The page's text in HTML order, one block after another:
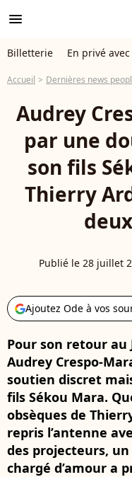
menu
Billetterie En privé avec
Accueil Dernières news
Audrey
par une
son fils
Thierry
Publié le 28 juillet
Ajoutez Ode à vos
Pour son retour au
Audrey Crespo-
soutien discret
fils Sékou Mara.
obsèques de
repris l’antenne
des projecteurs,
chargé d’amour a